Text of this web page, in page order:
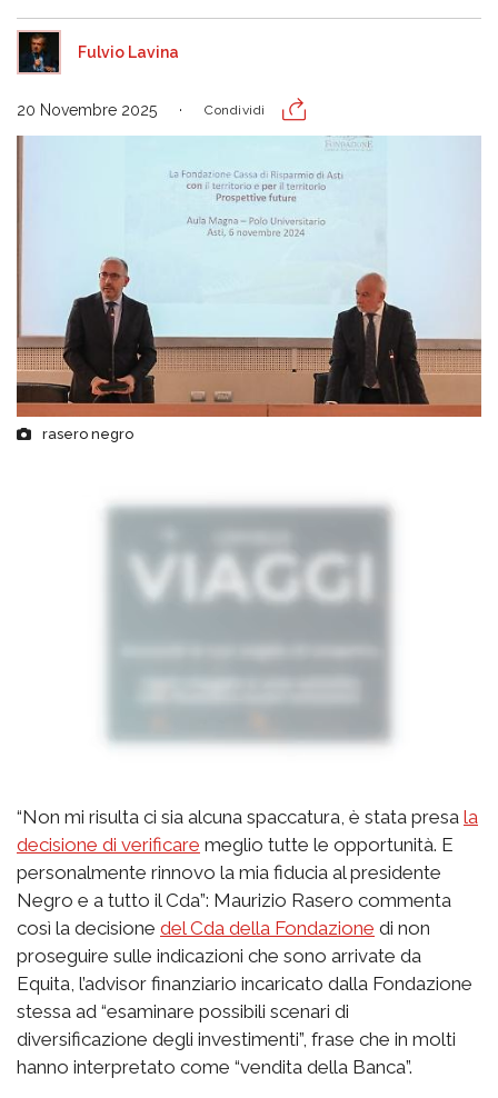
Fulvio Lavina
20 Novembre 2025 Condividi
rasero negro
“Non mi risulta ci sia alcuna spaccatura, è stata presa la
decisione di verificare meglio tutte le opportunità. E
personalmente rinnovo la mia fiducia al presidente
Negro e a tutto il Cda”: Maurizio Rasero commenta
così la decisione del Cda della Fondazione di non
proseguire sulle indicazioni che sono arrivate da
Equita, l’advisor finanziario incaricato dalla Fondazione
stessa ad “esaminare possibili scenari di
diversificazione degli investimenti”, frase che in molti
hanno interpretato come “vendita della Banca”.